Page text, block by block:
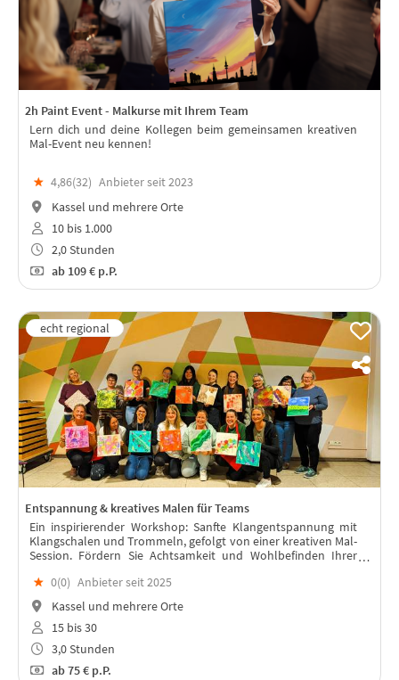
2h Paint Event - Malkurse mit Ihrem Team
Lern dich und deine Kollegen beim gemeinsamen kreativen
Mal-Event neu kennen!
★ 4,86(32) Anbieter seit 2023
Kassel und mehrere Orte
10 bis 1.000
2,0 Stunden
ab109 € p.P.
Entspannung & kreatives Malen für Teams
Ein inspirierender Workshop: Sanfte Klangentspannung mit
Klangschalen und Trommeln, gefolgt von einer kreativen Mal-
Session. Fördern Sie Achtsamkeit und Wohlbefinden Ihrer
★ 0(0) Anbieter seit 2025
Kassel und mehrere Orte
15 bis 30
3,0 Stunden
ab75 € p.P.